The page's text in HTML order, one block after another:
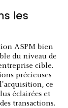
les
ASPM bien
du niveau de
cible.
précieuses
ce
éclairées et
transactions.